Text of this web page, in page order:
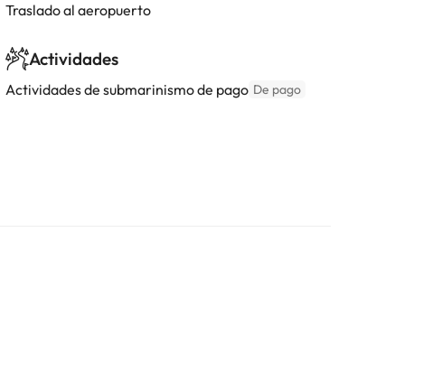
Traslado al aeropuerto
Actividades
Actividades de submarinismo de pago De pago